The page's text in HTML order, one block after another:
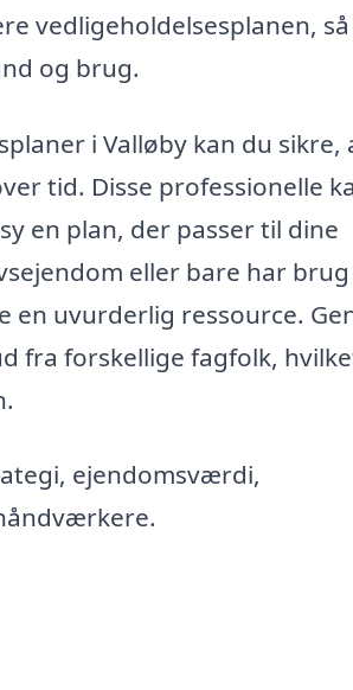
vedligeholdelsesplanen,
og brug.
i Valløby kan du sikre,
tid. Disse professionelle
en plan, der passer til dine
eller bare har
en uvurderlig ressource.
fra forskellige fagfolk,
ejendomsværdi,